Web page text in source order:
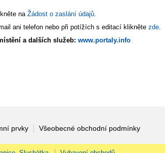
na Žádost o zaslání údajů.
ani telefon nebo při potížích s editací klikněte zde
a dalších služeb: www.portaly.info
prvky Všeobecné obchodní podmínky